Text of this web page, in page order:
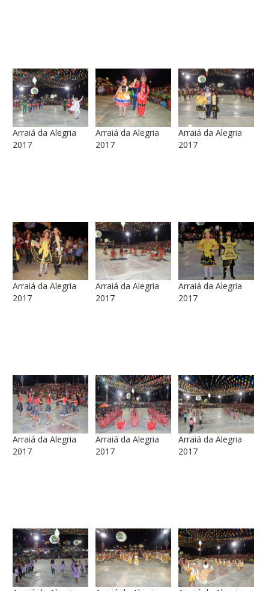
Arraiá da Alegria
2017
Arraiá da Alegria
2017
Arraiá da Alegria
2017
Arraiá da Alegria
2017
Arraiá da Alegria
2017
Arraiá da Alegria
2017
Arraiá da Alegria
2017
Arraiá da Alegria
2017
Arraiá da Alegria
2017